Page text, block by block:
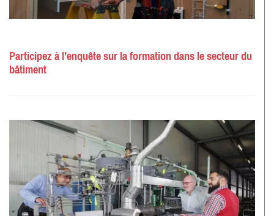
Participez à l’enquête sur la formation dans le secteur du
bâtiment